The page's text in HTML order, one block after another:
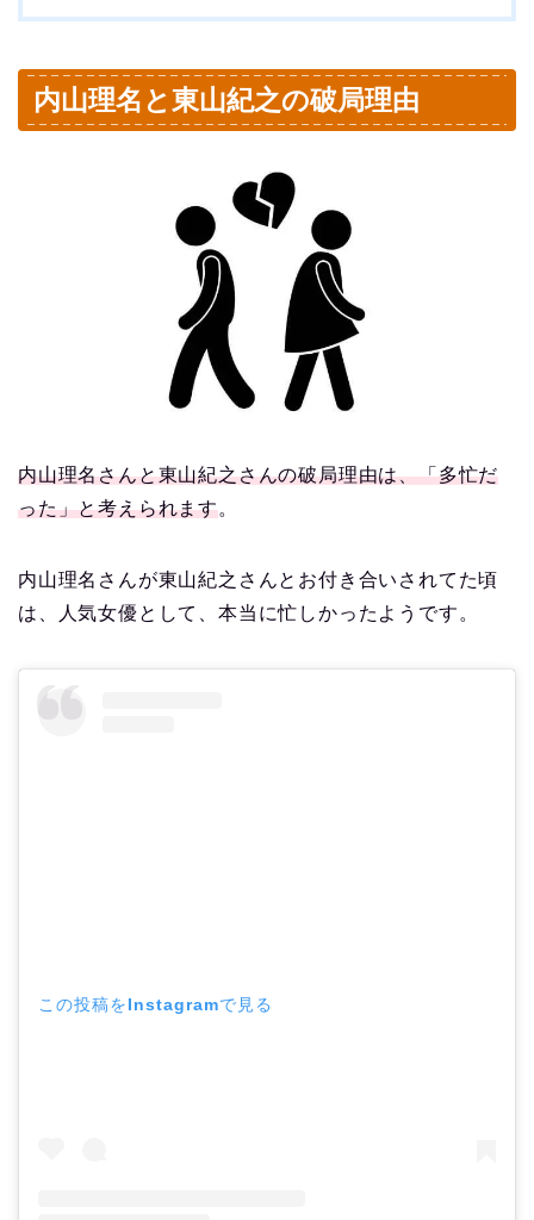
内山理名と東山紀之の破局理由
内山理名さんと東山紀之さんの破局理由は、「多忙だ
った」と考えられます。
内山理名さんが東山紀之さんとお付き合いされてた頃
は、人気女優として、本当に忙しかったようです。
この投稿をInstagramで見る